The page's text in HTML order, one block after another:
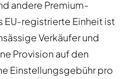
andere Premium-
EU-registrierte Einheit ist
Verkäufer und
Provision auf den
Einstellungsgebühr pro